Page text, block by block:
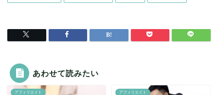
あわせて読みたい
アフィリエイト アフィリエイト